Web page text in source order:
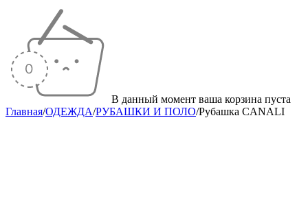
В данный момент ваша корзина пуста
Главная/ОДЕЖДА/РУБАШКИ И ПОЛО/Рубашка CANALI